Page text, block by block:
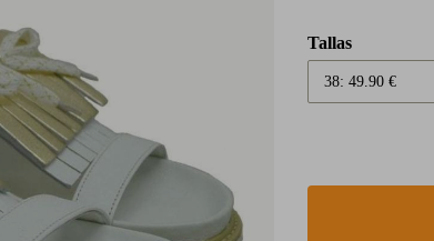
Tallas